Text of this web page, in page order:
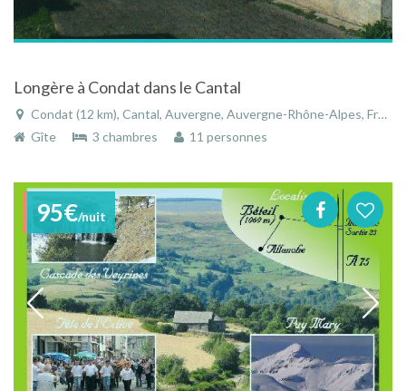
Longère à Condat dans le Cantal
Condat (12 km), Cantal, Auvergne, Auvergne-Rhône-Alpes, France
Gîte
3 chambres 11 personnes
95€/nuit